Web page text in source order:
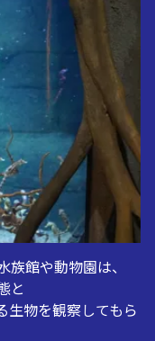
族館や動物園は、
と
生物を観察してもら